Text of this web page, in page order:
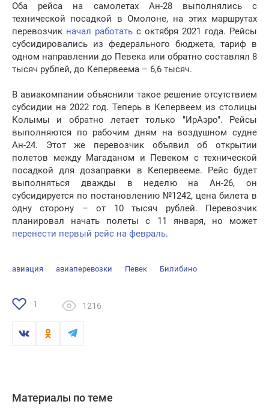
Оба рейса на самолетах Ан-28 выполнялись с
технической посадкой в Омолоне, на этих маршрутах
перевозчик начал работать с октября 2021 года. Рейсы
субсидировались из федерального бюджета, тариф в
одном направлении до Певека или обратно составлял 8
тысяч рублей, до Кепервеема – 6,6 тысяч.
В авиакомпании объяснили такое решение отсутствием
субсидии на 2022 год. Теперь в Кепервеем из столицы
Колымы и обратно летает только "ИрАэро". Рейсы
выполняются по рабочим дням на воздушном судне
Ан-24. Этот же перевозчик объявил об открытии
полетов между Магаданом и Певеком с технической
посадкой для дозаправки в Кепервееме. Рейс будет
выполняться дважды в неделю на Ан-26, он
субсидируется по постановлению №1242, цена билета в
одну сторону – от 10 тысяч рублей. Перевозчик
планировал начать полеты с 11 января, но может
перенести первый рейс на февраль.
авиация авиаперевозки Певек Билибино
1 1216
Материалы по теме